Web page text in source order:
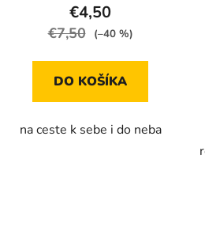
€4,50
€7,50 (–40 %)
DO KOŠÍKA
na ceste k sebe i do neba